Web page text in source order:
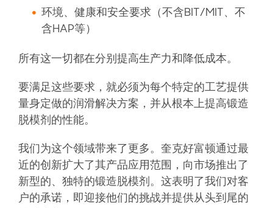
环境、健康和安全要求（不含BIT/MIT、不
含HAP等）
所有这一切都在分别提高生产力和降低成本。
要满足这些要求，就必须为每个特定的工艺提供
量身定做的润滑解决方案，并从根本上提高锻造
脱模剂的性能。
我们为这个领域带来了更多。奎克好富顿通过最
近的创新扩大了其产品应用范围，向市场推出了
新型的、独特的锻造脱模剂。这表明了我们对客
户的承诺，即迎接他们的挑战并提供从头到尾的